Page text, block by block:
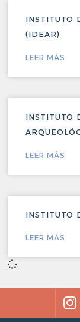
INSTITUTO
(IDEAR)
LEER MÁS
INSTITUTO
LEER MÁS
INSTITUTO
LEER MÁS